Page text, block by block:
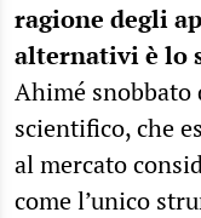
ragione degli
alternativi è lo
Ahimé snobbato
scientifico, che
al mercato
come l’unico